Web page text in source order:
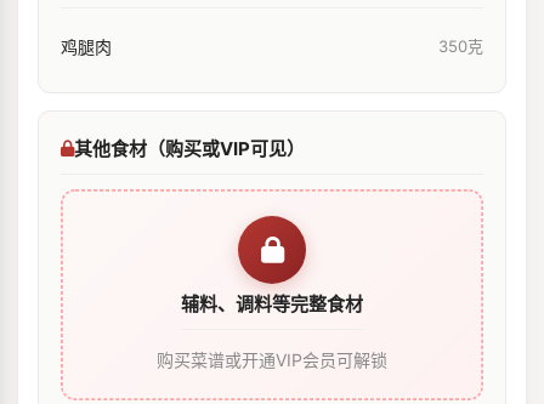
鸡腿肉 350克
其他食材（购买或VIP可见）
辅料、调料等完整食材
购买菜谱或开通VIP会员可解锁